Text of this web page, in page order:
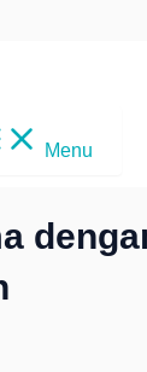
Menu